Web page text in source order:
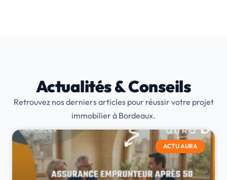
Actualités & Conseils
Retrouvez nos derniers articles pour réussir votre projet
immobilier à Bordeaux.
ACTU AURA